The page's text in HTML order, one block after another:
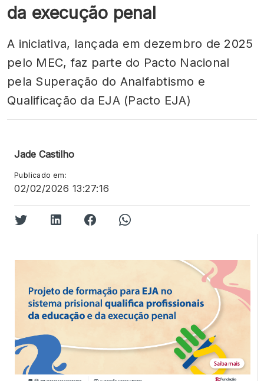
da execução penal
A iniciativa, lançada em dezembro de 2025
pelo MEC, faz parte do Pacto Nacional
pela Superação do Analfabtismo e
Qualificação da EJA (Pacto EJA)
Jade Castilho
Publicado em:
02/02/2026 13:27:16